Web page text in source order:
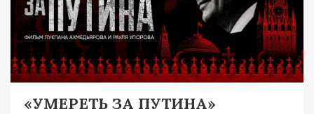
«УМЕРЕТЬ ЗА ПУТИНА»